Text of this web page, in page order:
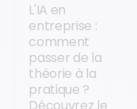
L'IA en
entreprise :
comment
passer de la
théorie à la
pratique ?